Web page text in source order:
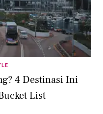
4 Destinasi Ini
List